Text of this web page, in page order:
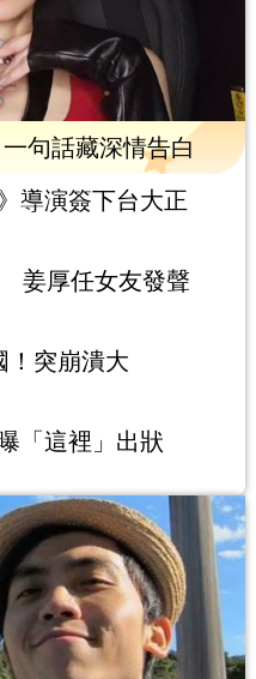
句話藏深情告白
導演簽下台大正
姜厚任女友發聲
！突崩潰大
「這裡」出狀